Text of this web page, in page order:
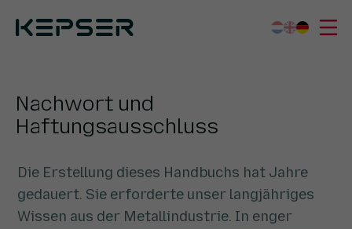
Sektoren
Arbeiten bei
Kontakt
Nachwort und
Haftungsausschluss
Die Erstellung dieses Handbuchs hat Jahre
gedauert. Sie erforderte unser langjähriges
Wissen aus der Metallindustrie. In enger